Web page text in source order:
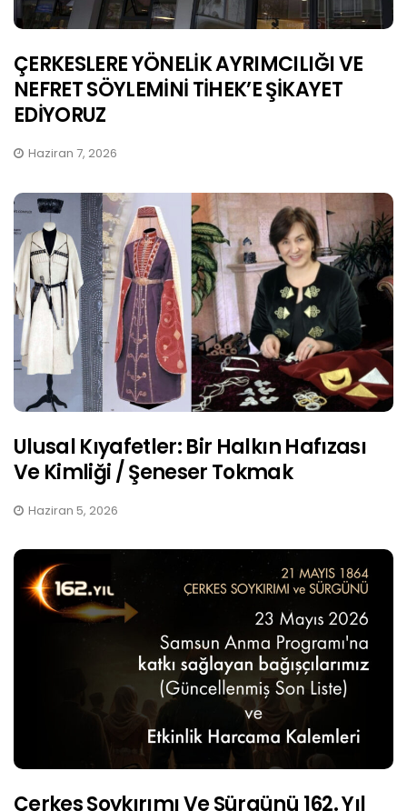
ÇERKESLERE YÖNELİK AYRIMCILIĞI VE
NEFRET SÖYLEMİNİ TİHEK’E ŞİKAYET
EDİYORUZ
Haziran 7, 2026
Ulusal Kıyafetler: Bir Halkın Hafızası
Ve Kimliği / Şeneser Tokmak
Haziran 5, 2026
Çerkes Soykırımı Ve Sürgünü 162. Yıl